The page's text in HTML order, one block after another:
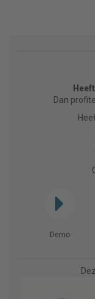
Dan
Demo